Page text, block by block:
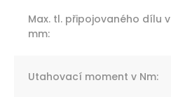
Max. tl. připojovaného dílu v
mm:
Utahovací moment v Nm: